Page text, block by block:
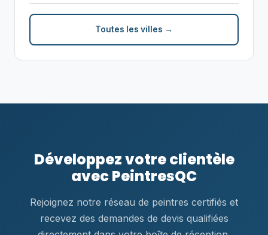
Toutes les villes →
Développez votre clientèle
avec PeintresQC
Rejoignez notre réseau de peintres certifiés et
recevez des demandes de devis qualifiées